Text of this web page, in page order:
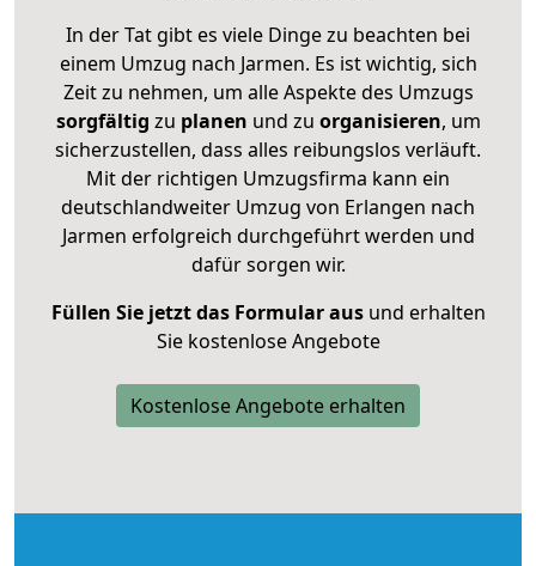
In der Tat gibt es viele Dinge zu beachten bei
einem Umzug nach Jarmen. Es ist wichtig, sich
Zeit zu nehmen, um alle Aspekte des Umzugs
sorgfältig zu planen und zu organisieren, um
sicherzustellen, dass alles reibungslos verläuft.
Mit der richtigen Umzugsfirma kann ein
deutschlandweiter Umzug von Erlangen nach
Jarmen erfolgreich durchgeführt werden und
dafür sorgen wir.
Füllen Sie jetzt das Formular ausund erhalten
Sie kostenlose Angebote
Kostenlose Angebote erhalten